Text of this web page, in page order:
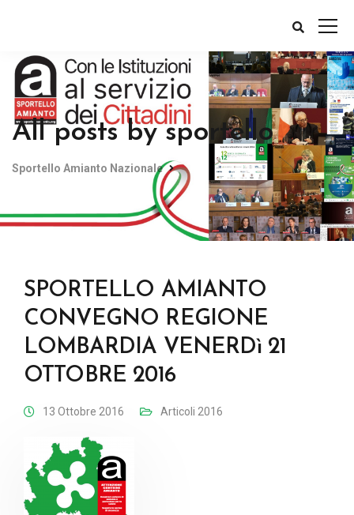
All posts by sportello
Sportello Amianto Nazionale
SPORTELLO AMIANTO
CONVEGNO REGIONE
LOMBARDIA VENERDì 21
OTTOBRE 2016
13 Ottobre 2016 Articoli 2016